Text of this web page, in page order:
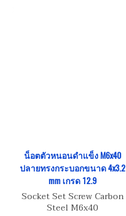
น็อตตัวหนอนดำแข็ง M6x40
ปลายทรงกระบอกขนาด 4x3.2
mm เกรด 12.9
Socket Set Screw Carbon
Steel M6x40